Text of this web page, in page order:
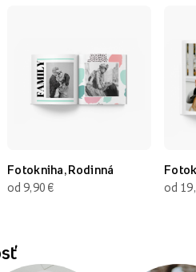
Fotokniha, Rodinná
od 9,90 €
od